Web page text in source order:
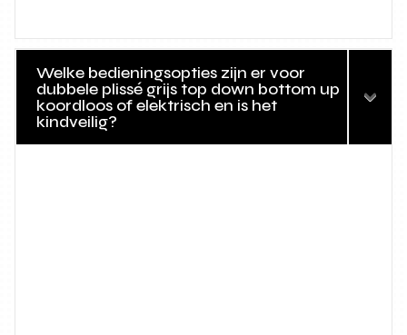
Welke bedieningsopties zijn er voor
dubbele plissé grijs top down bottom up
koordloos of elektrisch en is het
kindveilig?